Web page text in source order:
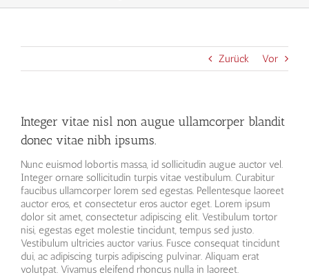
Zurück Vor
Integer vitae nisl non augue ullamcorper blandit
donec vitae nibh ipsums.
Nunc euismod lobortis massa, id sollicitudin augue auctor vel.
Integer ornare sollicitudin turpis vitae vestibulum. Curabitur
faucibus ullamcorper lorem sed egestas. Pellentesque laoreet
auctor eros, et consectetur eros auctor eget. Lorem ipsum
dolor sit amet, consectetur adipiscing elit. Vestibulum tortor
nisi, egestas eget molestie tincidunt, tempus sed justo.
Vestibulum ultricies auctor varius. Fusce consequat tincidunt
dui, ac adipiscing turpis adipiscing pulvinar. Aliquam erat
volutpat. Vivamus eleifend rhoncus nulla in laoreet.